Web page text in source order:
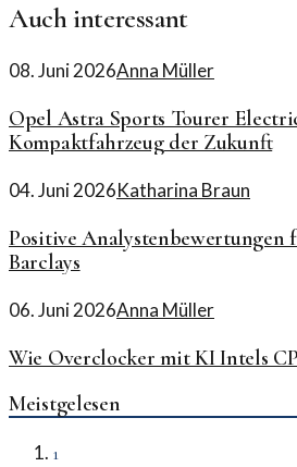
Auch interessant
08. Juni 2026Anna Müller
Opel Astra Sports Tourer
Kompaktfahrzeug der Zukunft
04. Juni 2026Katharina Braun
Positive Analystenbewertungen
Barclays
06. Juni 2026Anna Müller
Wie Overclocker mit KI Intels
Meistgelesen
1